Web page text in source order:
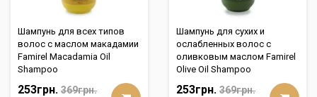
Шампунь для всех типов
волос с маслом макадамии
Famirel Macadamia Oil
Shampoo
253грн. 369грн.
Шампунь для сухих и
ослабленных волос с
оливковым маслом Famirel
Olive Oil Shampoo
253грн. 369грн.